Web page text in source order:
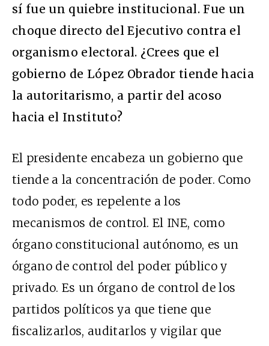
sí fue un quiebre institucional. Fue un
choque directo del Ejecutivo contra el
organismo electoral. ¿Crees que el
gobierno de López Obrador tiende hacia
la autoritarismo, a partir del acoso
hacia el Instituto?
El presidente encabeza un gobierno que
tiende a la concentración de poder. Como
todo poder, es repelente a los
mecanismos de control. El INE, como
órgano constitucional autónomo, es un
órgano de control del poder público y
privado. Es un órgano de control de los
partidos políticos ya que tiene que
fiscalizarlos, auditarlos y vigilar que